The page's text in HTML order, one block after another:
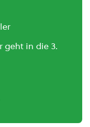
geht in die 3.